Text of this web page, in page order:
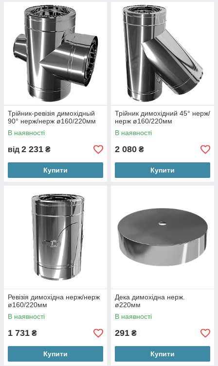
Трійник-ревізія димохідный
90° нерж/нерж ø160/220мм
В наявності
від 2 231 ₴
Купити
Трійник димохідний 45° нерж/
нерж ø160/220мм
В наявності
2 080 ₴
Купити
Ревізія димохідна нерж/нерж
ø160/220мм
В наявності
1 731 ₴
Купити
Дека димохідна нерж.
ø220мм
В наявності
291 ₴
Купити